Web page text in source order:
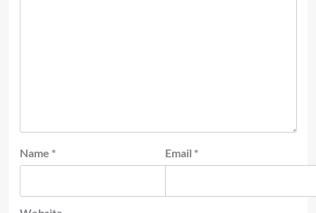
Name * Email *